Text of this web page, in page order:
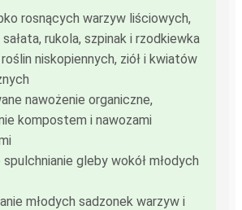
rosnących warzyw liściowych,
rukola, szpinak i rzodkiewka
niskopiennych, ziół i kwiatów
nawożenie organiczne,
kompostem i nawozami
gleby wokół młodych
młodych sadzonek warzyw i